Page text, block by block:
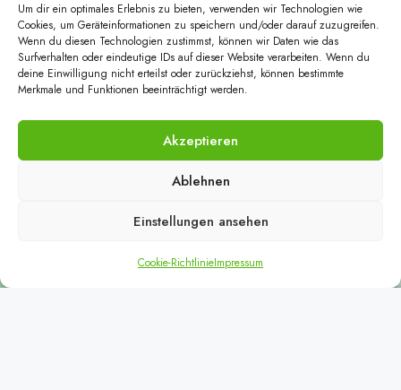
Um dir ein optimales Erlebnis zu bieten, verwenden wir Technologien wie
Cookies, um Geräteinformationen zu speichern und/oder darauf zuzugreifen.
Wenn du diesen Technologien zustimmst, können wir Daten wie das
Surfverhalten oder eindeutige IDs auf dieser Website verarbeiten. Wenn du
deine Einwilligung nicht erteilst oder zurückziehst, können bestimmte
Merkmale und Funktionen beeinträchtigt werden.
Akzeptieren
Ablehnen
Einstellungen ansehen
Cookie-RichtlinieImpressum
Klicke hier, um Marketing-Cookies zu